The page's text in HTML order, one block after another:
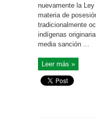
nuevamente la
materia de
tradicionalmente
indígenas
media sanción ...
Leer más »